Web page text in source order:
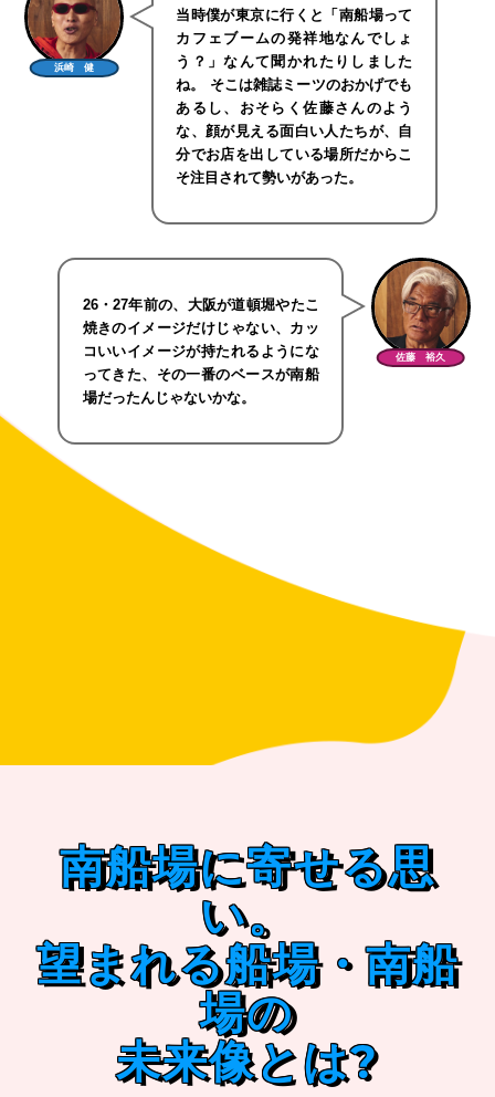
浜崎 健
当時僕が東京に行くと「南船場って
カフェブームの発祥地なんでしょ
う？」なんて聞かれたりしました
ね。 そこは雑誌ミーツのおかげでも
あるし、おそらく佐藤さんのよう
な、顔が見える面白い人たちが、自
分でお店を出している場所だからこ
そ注目されて勢いがあった。
佐藤 裕久
26・27年前の、大阪が道頓堀やたこ
焼きのイメージだけじゃない、カッ
コいいイメージが持たれるようにな
ってきた、その一番のベースが南船
場だったんじゃないかな。
南船場に寄せる思
い。
望まれる船場・南船
場の
未来像とは?